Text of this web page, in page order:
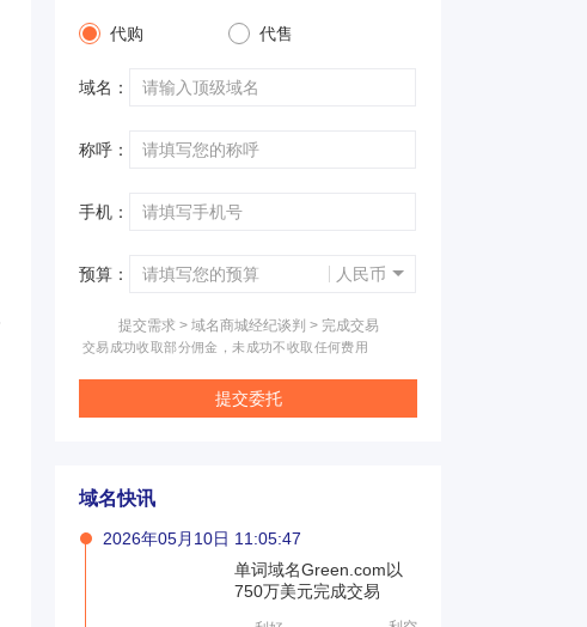
代购 代售
域名：
称呼：
手机：
预算： 人民币
提交需求 > 域名商城经纪谈判 > 完成交易
交易成功收取部分佣金，未成功不收取任何费用
提交委托
域名快讯
2026年05月10日 11:05:47
单词域名Green.com以
750万美元完成交易